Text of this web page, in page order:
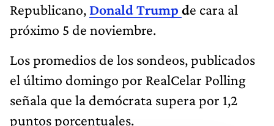
Republicano, Donald Trump de cara al
próximo 5 de noviembre.
Los promedios de los sondeos, publicados
el último domingo por RealCelar Polling
señala que la demócrata supera por 1,2
puntos porcentuales.